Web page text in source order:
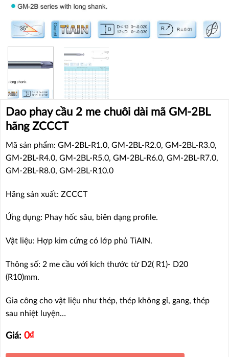
Dao phay cầu 2 me chuôi dài mã GM-2BL
hãng ZCCCT
Mã sản phẩm: GM-2BL-R1.0, GM-2BL-R2.0, GM-2BL-R3.0,
GM-2BL-R4.0, GM-2BL-R5.0, GM-2BL-R6.0, GM-2BL-R7.0,
GM-2BL-R8.0, GM-2BL-R10.0
Hãng sản xuất: ZCCCT
Ứng dụng: Phay hốc sâu, biên dạng profile.
Vật liệu: Hợp kim cứng có lớp phủ TiAIN.
Thông số: 2 me cầu với kích thước từ D2( R1)- D20
(R10)mm.
Gia công cho vật liệu như thép, thép không gỉ, gang, thép
sau nhiệt luyện…
Giá: 0₫